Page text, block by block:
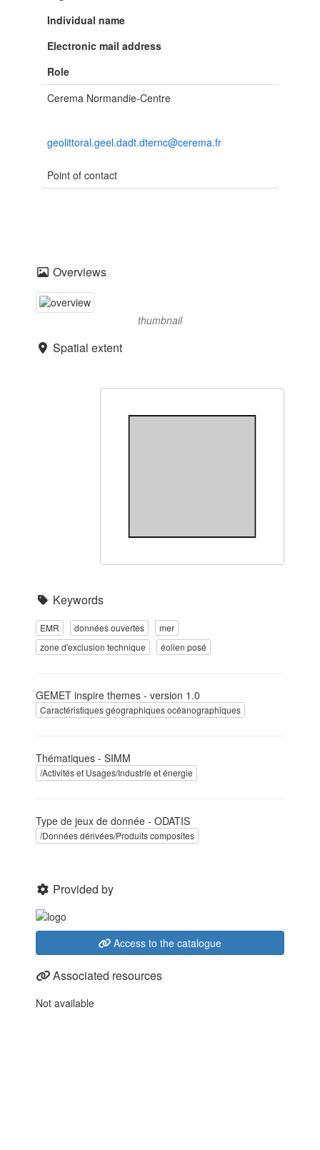
Individual name
Electronic mail address
Role
Cerema Normandie-Centre
geolittoral.geel.dadt.dternc@cerema.fr
Point of contact
Overviews
thumbnail
Spatial extent
Keywords
EMR données ouvertes
mer
zone d'exclusion technique
éolien posé
GEMET inspire themes - version 1.0
Caractéristiques géographiques océanographiques
Thématiques - SIMM
/Activités et Usages/Industrie et énergie
Type de jeux de donnée - ODATIS
/Données dérivées/Produits composites
Provided by
Access to the catalogue
Associated resources
Not available